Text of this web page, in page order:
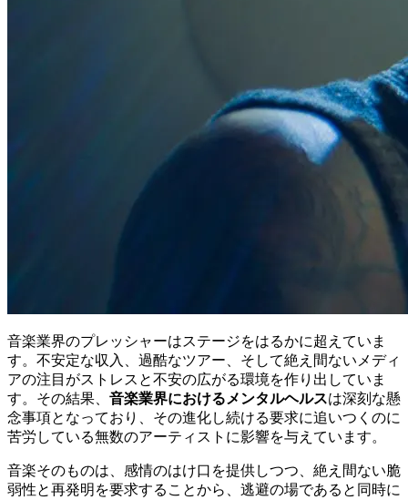
音楽業界のプレッシャーはステージをはるかに超えていま
す。不安定な収入、過酷なツアー、そして絶え間ないメディ
アの注目がストレスと不安の広がる環境を作り出していま
す。その結果、 音楽業界におけるメンタルヘルスは深刻な懸
念事項となっており、その進化し続ける要求に追いつくのに
苦労している無数のアーティストに影響を与えています。
音楽そのものは、感情のはけ口を提供しつつ、絶え間ない脆
弱性と再発明を要求することから、逃避の場であると同時に